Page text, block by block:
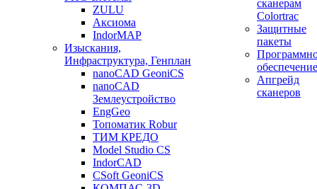
ZULU
Аксиома
IndorMAP
Изыскания,
Инфраструктура, Генплан
nanoCAD GeoniCS
nanoCAD
Землеустройство
EngGeo
Топоматик Robur
ТИМ КРЕДО
Model Studio CS
IndorCAD
CSoft GeoniCS
сканерам
Colortrac
Защитные
пакеты
обеспечение
Апгрейд
сканеров